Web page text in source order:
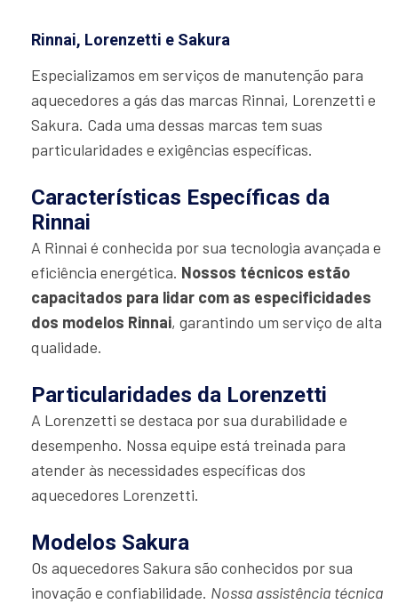
Rinnai, Lorenzetti e Sakura
Especializamos em serviços de manutenção para
aquecedores a gás das marcas Rinnai, Lorenzetti e
Sakura. Cada uma dessas marcas tem suas
particularidades e exigências específicas.
Características Específicas da
Rinnai
A Rinnai é conhecida por sua tecnologia avançada e
eficiência energética. Nossos técnicos estão
capacitados para lidar com as especificidades
dos modelos Rinnai, garantindo um serviço de alta
qualidade.
Particularidades da Lorenzetti
A Lorenzetti se destaca por sua durabilidade e
desempenho. Nossa equipe está treinada para
atender às necessidades específicas dos
aquecedores Lorenzetti.
Modelos Sakura
Os aquecedores Sakura são conhecidos por sua
inovação e confiabilidade. Nossa assistência técnica